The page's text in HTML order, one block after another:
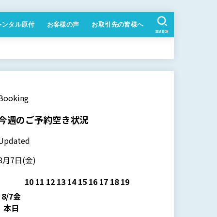
ンタル原付 お客様の声 お取引先の皆様へ
SEARCH